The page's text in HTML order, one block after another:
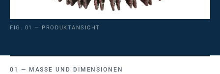
FIG. 01 — PRODUKTANSICHT
MASSE UND DIMENSIONEN